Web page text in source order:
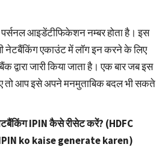
आइडेंटीफिकेशन नम्बर होता है। इस
नेटबैंकिंग एकाउंट में लॉग इन करने के लिए
द्वारा जारी किया जाता है। एक बार जब इस
तो आप इसे अपने मनमुताबिक बदल भी सकते
IPIN कैसे रीसेट करें? (HDFC
ko kaise generate karen)